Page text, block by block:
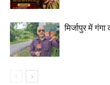
मिर्जापुर में